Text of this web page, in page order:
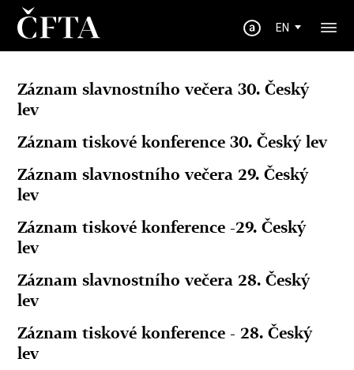
EN
Záznam slavnostního večera 30. Český
lev
Záznam tiskové konference 30. Český lev
Záznam slavnostního večera 29. Český
lev
Záznam tiskové konference -29. Český
lev
Záznam slavnostního večera 28. Český
lev
Záznam tiskové konference - 28. Český
lev